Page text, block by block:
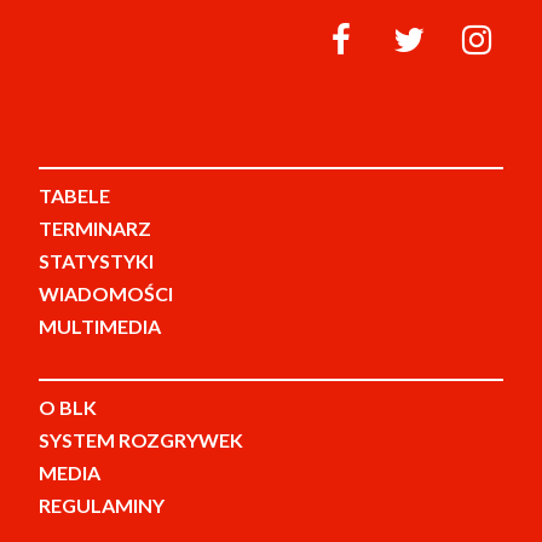
TABELE
TERMINARZ
STATYSTYKI
WIADOMOŚCI
MULTIMEDIA
O BLK
SYSTEM ROZGRYWEK
MEDIA
REGULAMINY